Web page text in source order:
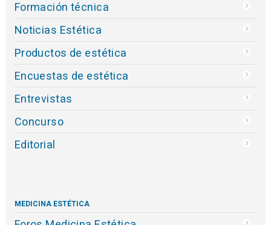
Formación técnica
Noticias Estética
Productos de estética
Encuestas de estética
Entrevistas
Concurso
Editorial
MEDICINA ESTÉTICA